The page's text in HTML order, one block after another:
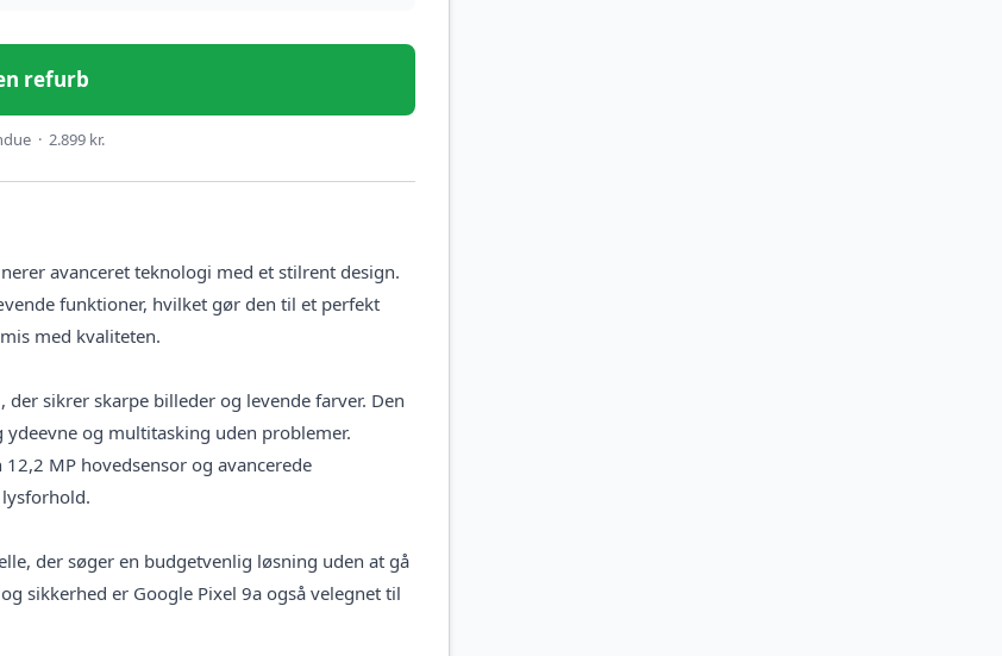
refurb
· 2.899 kr.
avanceret teknologi med et stilrent design.
funktioner, hvilket gør den til et perfekt
med kvaliteten.
sikrer skarpe billeder og levende farver. Den
og multitasking uden problemer.
MP hovedsensor og avancerede
der søger en budgetvenlig løsning uden at gå
sikkerhed er Google Pixel 9a også velegnet til